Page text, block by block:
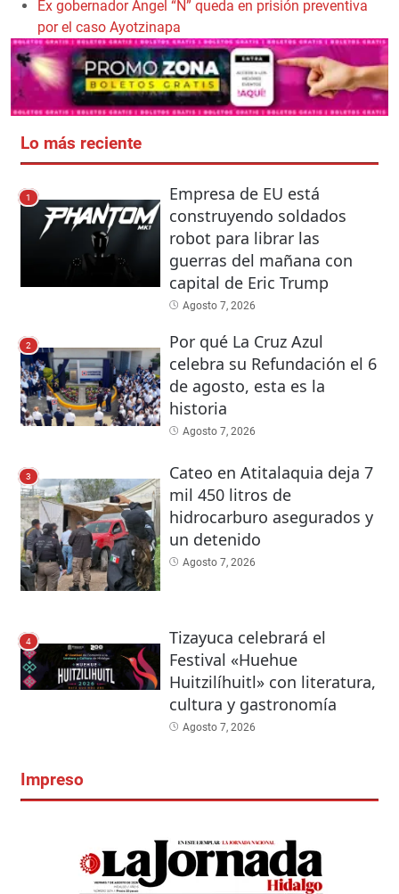
Ex gobernador Ángel “N” queda en prisión preventiva
por el caso Ayotzinapa
Lo más reciente
1
Empresa de EU está
construyendo soldados
robot para librar las
guerras del mañana con
capital de Eric Trump
Agosto 7, 2026
2
Por qué La Cruz Azul
celebra su Refundación el 6
de agosto, esta es la
historia
Agosto 7, 2026
3
Cateo en Atitalaquia deja 7
mil 450 litros de
hidrocarburo asegurados y
un detenido
Agosto 7, 2026
4
Tizayuca celebrará el
Festival «Huehue
Huitzilíhuitl» con literatura,
cultura y gastronomía
Agosto 7, 2026
Impreso